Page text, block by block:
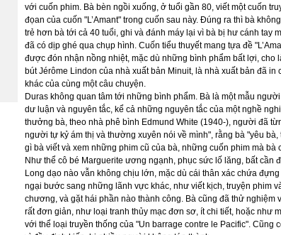
với cuốn phim. Bà bèn ngồi xuống, ở tuổi gần 80, viết một cuốn
đọan của cuốn "L’Amant" trong cuốn sau này. Đúng ra thì bà
trẻ hơn bà tới cả 40 tuổi, ghi và đánh máy lại vì bà bị hư cánh tay
đã có dịp ghé qua chụp hình. Cuốn tiểu thuyết mang tựa đề
được đón nhận nồng nhiệt, mặc dù những bình phẩm bất lợi,
bút Jérôme Lindon của nhà xuất bản Minuit, là nhà xuất bản đã in
khác của cùng một câu chuyện.
Duras không quan tâm tới những bình phẩm. Bà là một mẫu
dư luận và nguyên tắc, kể cả những nguyên tắc của một nghề
thưởng bà, theo nhà phê bình Edmund White (1940-), người đã
người tự kỷ ám thị và thường xuyên nói về mình", rằng bà "yêu
gì bà viết và xem những phim cũ của bà, những cuốn phim mà bà
Như thể cô bé Marguerite ương ngạnh, phục sức lố lăng, bất
Long dạo nào vẫn không chịu lớn, mặc dù cái thân xác chứa
ngại bước sang những lãnh vực khác, như viết kịch, truyện phim
chương, và gặt hái phần nào thành công. Bà cũng đã thử nghiệm
rất đơn giản, như loại tranh thủy mạc đơn sơ, ít chi tiết, hoặc như
với thể loại truyền thống của "Un barrage contre le Pacific". Cũng